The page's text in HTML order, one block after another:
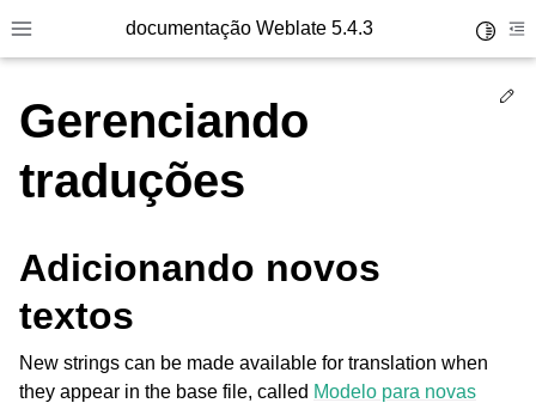
Toggle site navigation sidebar
documentação Weblate 5.4.3
Gerenciando
traduções
Adicionando novos
textos
New strings can be made available for translation when
they appear in the base file, called Modelo para novas